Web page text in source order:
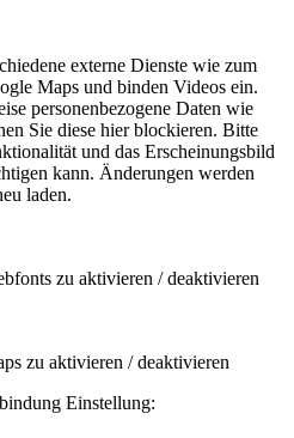
externe Dienste wie zum
Maps und binden Videos ein.
personenbezogene Daten wie
Sie diese hier blockieren. Bitte
und das Erscheinungsbild
kann. Änderungen werden
laden.
zu aktivieren / deaktivieren
zu aktivieren / deaktivieren
Einstellung: